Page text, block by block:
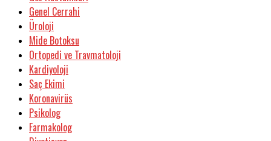
Genel Cerrahi
Üroloji
Mide Botoksu
Ortopedi ve Travmatoloji
Kardiyoloji
Saç Ekimi
Koronavirüs
Psikolog
Farmakolog